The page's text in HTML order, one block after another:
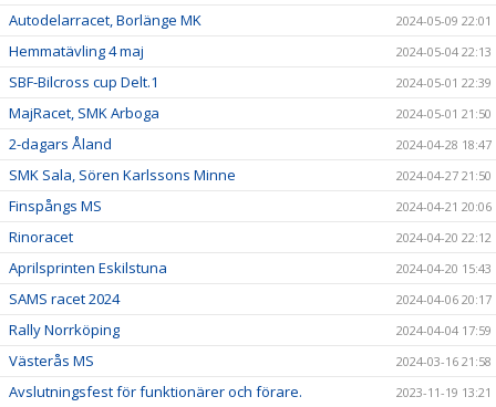
Autodelarracet, Borlänge MK 2024-05-09 22:01
Hemmatävling 4 maj 2024-05-04 22:13
SBF-Bilcross cup Delt.1 2024-05-01 22:39
MajRacet, SMK Arboga 2024-05-01 21:50
2-dagars Åland 2024-04-28 18:47
SMK Sala, Sören Karlssons Minne 2024-04-27 21:50
Finspångs MS 2024-04-21 20:06
Rinoracet 2024-04-20 22:12
Aprilsprinten Eskilstuna 2024-04-20 15:43
SAMS racet 2024 2024-04-06 20:17
Rally Norrköping 2024-04-04 17:59
Västerås MS 2024-03-16 21:58
Avslutningsfest för funktionärer och förare. 2023-11-19 13:21